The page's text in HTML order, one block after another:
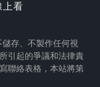
上看
存、不製作任何視
引起的爭議和法律責
聯絡表格，本站將第